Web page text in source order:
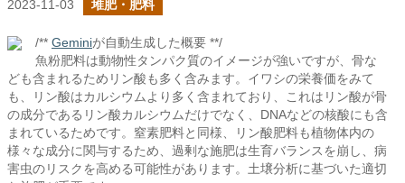
2023-11-03 堆肥・肥料
/** Geminiが自動生成した概要 **/
魚粉肥料は動物性タンパク質のイメージが強いですが、骨な
ども含まれるためリン酸も多く含みます。イワシの栄養価をみて
も、リン酸はカルシウムより多く含まれており、これはリン酸が骨
の成分であるリン酸カルシウムだけでなく、DNAなどの核酸にも含
まれているためです。窒素肥料と同様、リン酸肥料も植物体内の
様々な成分に関与するため、過剰な施肥は生育バランスを崩し、病
害虫のリスクを高める可能性があります。土壌分析に基づいた適切